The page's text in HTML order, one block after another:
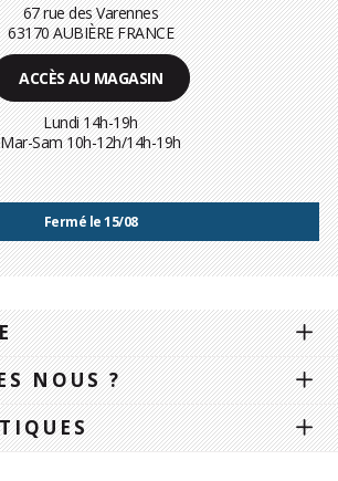
67 rue des Varennes
63170 AUBIÈRE FRANCE
ACCÈS AU MAGASIN
Lundi 14h-19h
Mar-Sam 10h-12h/14h-19h
Fermé le 15/08
NOUS ?